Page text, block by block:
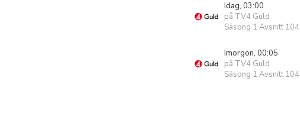
Idag, 03:00
på TV4 Guld
Säsong 1 Avsnitt 104
Imorgon, 00:05
på TV4 Guld
Säsong 1 Avsnitt 104